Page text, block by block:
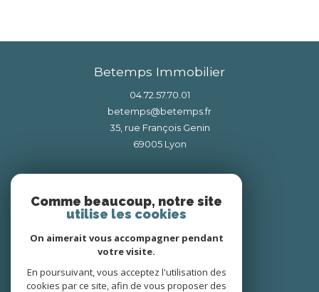
Betemps Immobilier
04.72.57.70.01
betemps@betemps.fr
35, rue François Genin
69005
lyon
Nous suivre sur
Comme beaucoup, notre site
utilise les cookies
On aimerait vous accompagner pendant
votre visite.
En poursuivant, vous acceptez l'utilisation des
cookies par ce site, afin de vous proposer des